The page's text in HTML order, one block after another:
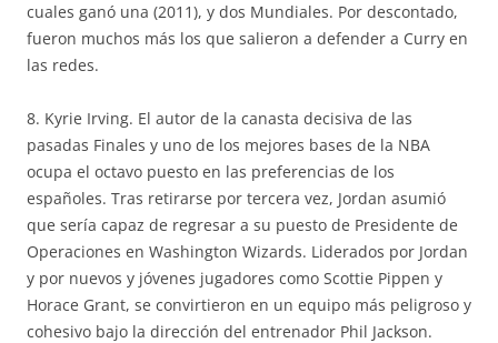
cuales ganó una (2011), y dos Mundiales. Por descontado,
fueron muchos más los que salieron a defender a Curry en
las redes.
8. Kyrie Irving. El autor de la canasta decisiva de las
pasadas Finales y uno de los mejores bases de la NBA
ocupa el octavo puesto en las preferencias de los
españoles. Tras retirarse por tercera vez, Jordan asumió
que sería capaz de regresar a su puesto de Presidente de
Operaciones en Washington Wizards. Liderados por Jordan
y por nuevos y jóvenes jugadores como Scottie Pippen y
Horace Grant, se convirtieron en un equipo más peligroso y
cohesivo bajo la dirección del entrenador Phil Jackson.